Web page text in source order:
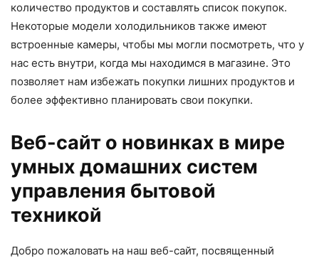
количество продуктов и составлять список покупок.
Некоторые модели холодильников также имеют
встроенные камеры, чтобы мы могли посмотреть, что у
нас есть внутри, когда мы находимся в магазине. Это
позволяет нам избежать покупки лишних продуктов и
более эффективно планировать свои покупки.
Веб-сайт о новинках в мире
умных домашних систем
управления бытовой
техникой
Добро пожаловать на наш веб-сайт, посвященный